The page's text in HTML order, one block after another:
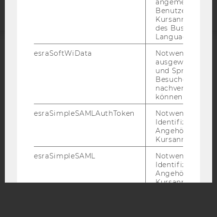
ACCREDITED BY:
angemeldeten
Benutzers im
des Business
Language
esraSoftWiData
Notwendig um
ausgewählte
und
Besuchers
nachverfolgen
können.
esraSimpleSAMLAuthToken
Notwendig zur
Identifizierung
Angehörige/r für
Kursanmeldung.
esraSimpleSAML
Notwendig zur
Identifizierung
Angehörige/r für
Kursanmeldung.